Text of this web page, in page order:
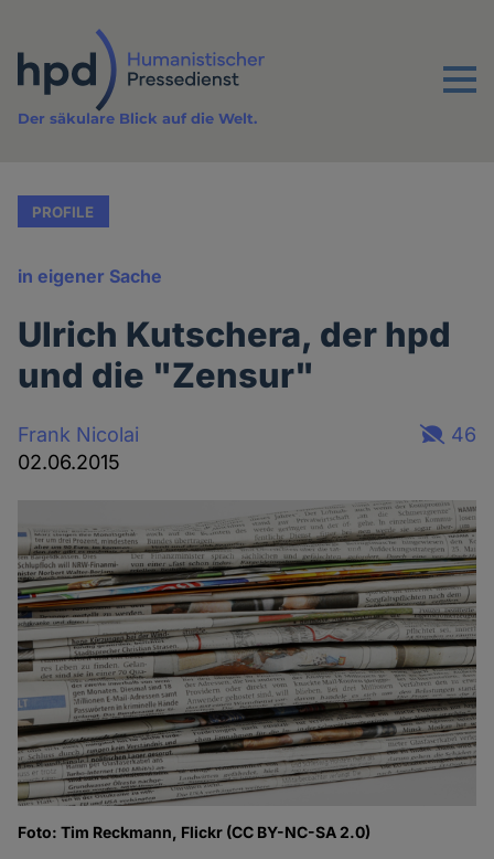
Inhalt
Menu
Der säkulare Blick auf die Welt.
PROFILE
in eigener Sache
Ulrich Kutschera, der hpd
und die "Zensur"
Frank Nicolai
02.06.2015
46
Foto: Tim Reckmann, Flickr (CC BY-NC-SA 2.0)